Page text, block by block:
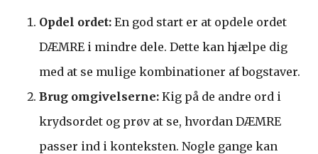
Opdel ordet: En god start er at opdele ordet
DÆMRE i mindre dele. Dette kan hjælpe dig
med at se mulige kombinationer af bogstaver.
Brug omgivelserne: Kig på de andre ord i
krydsordet og prøv at se, hvordan DÆMRE
passer ind i konteksten. Nogle gange kan